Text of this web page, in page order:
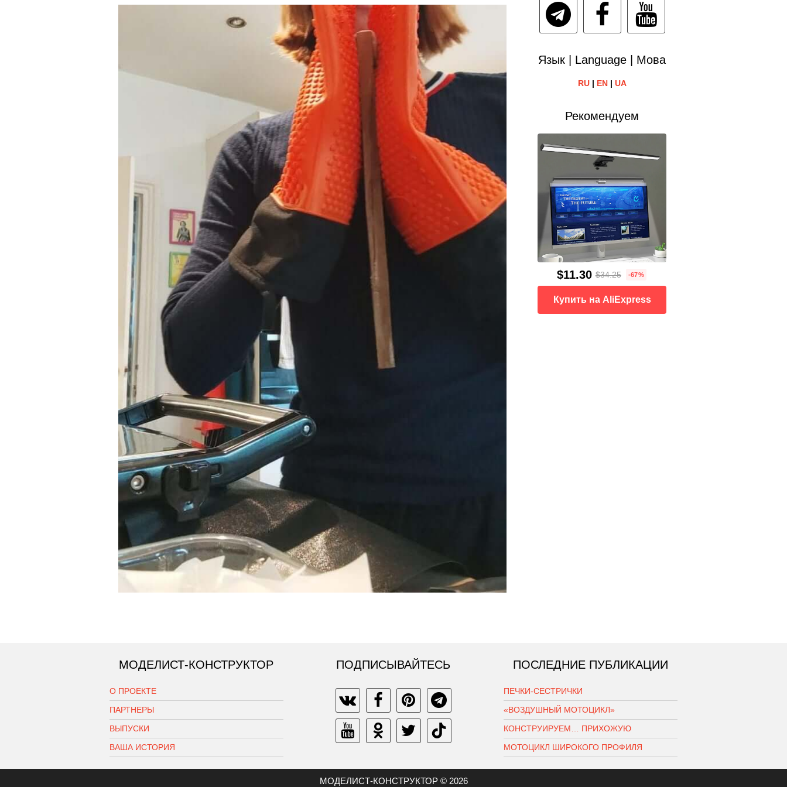
Язык | Language | Мова
RU| EN| UA
Рекомендуем
$11.30 $34.25 -67%
Купить на AliExpress
МОДЕЛИСТ-КОНСТРУКТОР
О ПРОЕКТЕ
ПАРТНЕРЫ
ВЫПУСКИ
ВАША ИСТОРИЯ
ПОДПИСЫВАЙТЕСЬ ПОСЛЕДНИЕ ПУБЛИКАЦИИ
ПЕЧКИ-СЕСТРИЧКИ
«ВОЗДУШНЫЙ МОТОЦИКЛ»
КОНСТРУИРУЕМ… ПРИХОЖУЮ
МОТОЦИКЛ ШИРОКОГО ПРОФИЛЯ
МОДЕЛИСТ-КОНСТРУКТОР © 2026